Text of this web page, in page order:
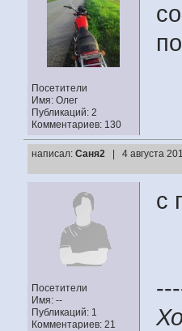
Посетители
Имя: Олег
Публикаций: 2
Комментариев: 130
написал: Саня2 | 4 августа
Посетители
Имя: --
Публикаций: 1
Комментариев: 21
с